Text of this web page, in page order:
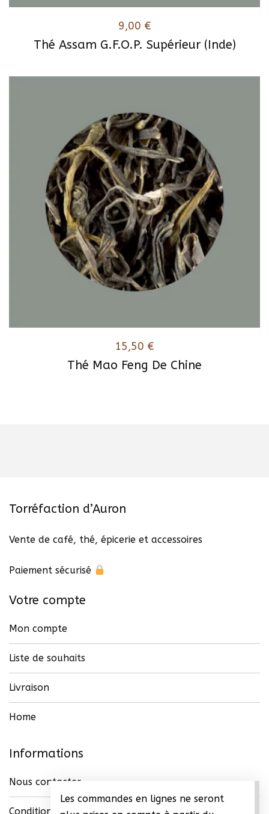
Les commandes en lignes ne seront
Thé Assam G.F.O.P. Supérieur (Inde)
9,00 €
Thé Mao Feng De Chine
15,50 €
Torréfaction d’Auron
Vente de café, thé, épicerie et accessoires
Paiement sécurisé
Votre compte
Mon compte
Liste de souhaits
Livraison
Home
Informations
Nous contacter
Conditions générales de vente (CGV)